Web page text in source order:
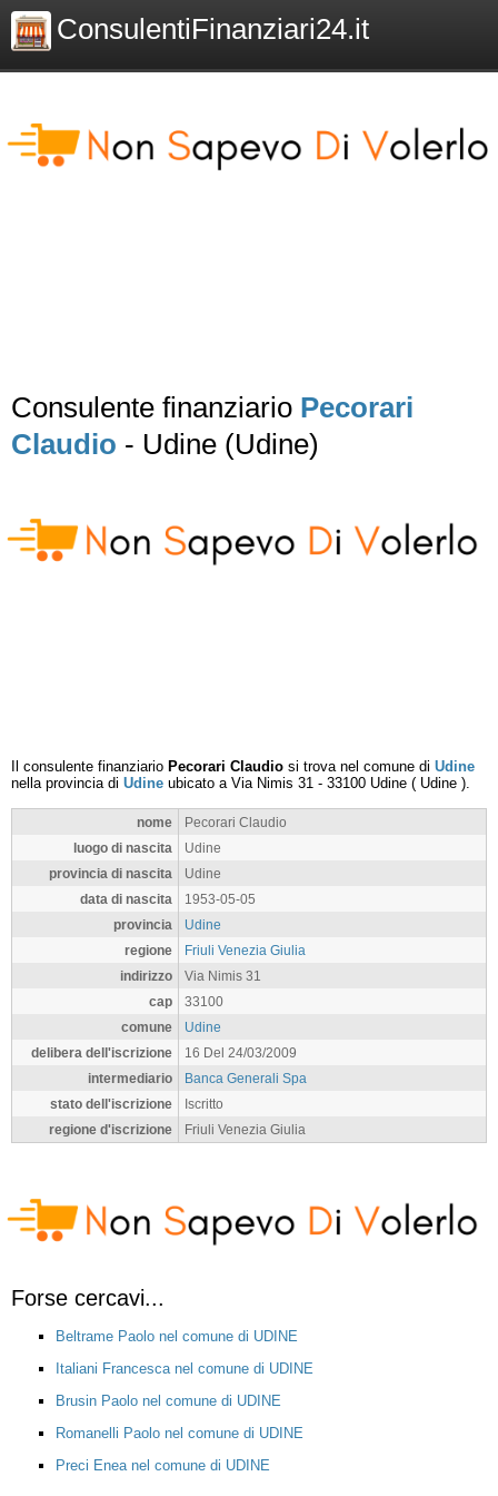
ConsulentiFinanziari24.it
Consulente finanziario Pecorari
Claudio - Udine (Udine)
Il consulente finanziario Pecorari Claudio si trova nel comune di Udine
nella provincia di Udine ubicato a Via Nimis 31 - 33100 Udine ( Udine ).
nome
Pecorari Claudio
luogo di nascita
Udine
provincia di nascita
Udine
data di nascita
1953-05-05
provincia
Udine
regione
Friuli Venezia Giulia
indirizzo
Via Nimis 31
cap
33100
comune
Udine
delibera dell'iscrizione
16 Del 24/03/2009
intermediario
Banca Generali Spa
stato dell'iscrizione
Iscritto
regione d'iscrizione
Friuli Venezia Giulia
Forse cercavi...
Beltrame Paolo nel comune di UDINE
Italiani Francesca nel comune di UDINE
Brusin Paolo nel comune di UDINE
Romanelli Paolo nel comune di UDINE
Preci Enea nel comune di UDINE